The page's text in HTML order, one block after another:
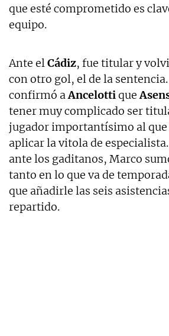
que esté comprometido es
equipo.
Ante elCádiz, fue titular y
con otro gol, el de la
confirmó aAncelottique
tener muy complicado ser
jugador importantísimo al que
aplicar la vitola de
ante los gaditanos, Marco
tanto en lo que va de
que añadirle las seis
repartido.